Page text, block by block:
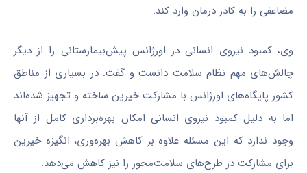
مضاعفی را به کادر درمان وارد کند.
وی، کمبود نیروی انسانی در اورژانس پیش‌بیمارستانی را از دیگر
چالش‌های مهم نظام سلامت دانست و گفت: در بسیاری از مناطق
کشور پایگاه‌های اورژانس با مشارکت خیرین ساخته و تجهیز شده‌اند
اما به دلیل کمبود نیروی انسانی امکان بهره‌برداری کامل از آنها
وجود ندارد که این مسئله علاوه بر کاهش بهره‌وری، انگیزه خیرین
برای مشارکت در طرح‌های سلامت‌محور را نیز کاهش می‌دهد.